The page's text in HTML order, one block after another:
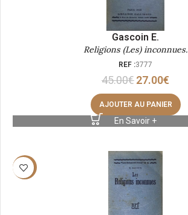
Gascoin E.
Religions (Les) inconnues.
REF :3777
45.00€27.00€
AJOUTER AU PANIER
En Savoir +
-40%